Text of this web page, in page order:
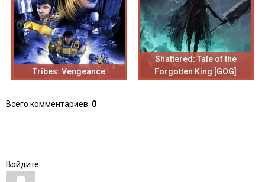
Tribes: Vengeance
Shattered: Tale of the
Forgotten King [GOG]
Всего комментариев: 0
Войдите: